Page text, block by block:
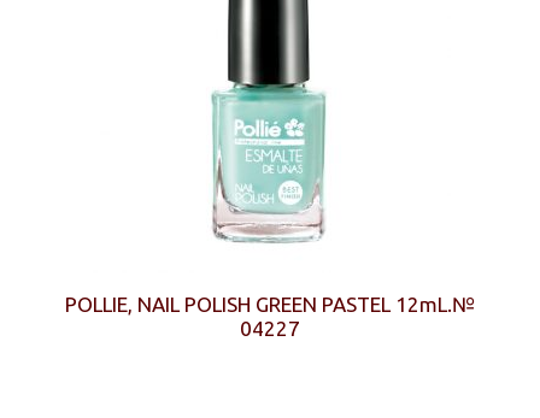
POLLIE, NAIL POLISH GREEN PASTEL 12mL.№
04227